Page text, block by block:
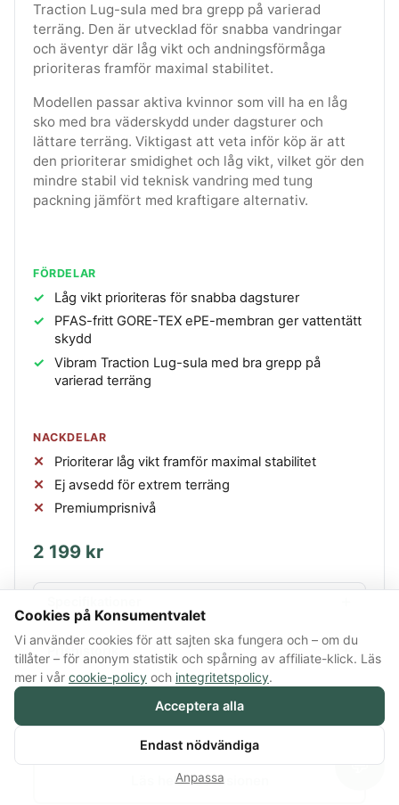
Traction Lug-sula med bra grepp på varierad
terräng. Den är utvecklad för snabba vandringar
och äventyr där låg vikt och andningsförmåga
prioriteras framför maximal stabilitet.
Modellen passar aktiva kvinnor som vill ha en låg
sko med bra väderskydd under dagsturer och
lättare terräng. Viktigast att veta inför köp är att
den prioriterar smidighet och låg vikt, vilket gör den
mindre stabil vid teknisk vandring med tung
packning jämfört med kraftigare alternativ.
FÖRDELAR
Låg vikt prioriteras för snabba dagsturer
PFAS-fritt GORE-TEX ePE-membran ger vattentätt
skydd
Vibram Traction Lug-sula med bra grepp på
varierad terräng
NACKDELAR
Prioriterar låg vikt framför maximal stabilitet
Ej avsedd för extrem terräng
Premiumprisnivå
2 199 kr
Prishistorik
Köp här
Reklamlänk – vi får provision vid köp
Läs hela recensionen
💬
Cookies på Konsumentvalet
Vi använder cookies för att sajten ska fungera och – om du
tillåter – för anonym statistik och spårning av affiliate-klick. Läs
mer i vår cookie-policy och integritetspolicy.
Acceptera alla
Endast nödvändiga
Anpassa